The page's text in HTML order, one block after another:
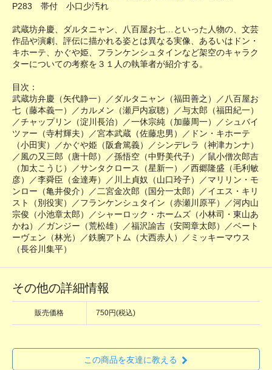
P283 帯付 小口少汚れ
武蔵坊弁慶、ダルタニャン、八百屋お七…といった人物の、文芸
作品や演劇、評伝に描かれる姿とは異なる実像、あるいはドン・
キホーテ、かぐや姫、フランケンシュタインなど架空のキャラク
ターについての考察を３１人の執筆者が紹介する。
目次：
武蔵坊弁慶（矢代静一）／ダルタニャン（福田善之）／八百屋お
七（藤本義一）／カルメン（瀬戸内寂聴）／与太郎（福田紀一）
／チャップリン（淀川長治）／一休宗純（加藤周一）／シュバイ
ツァー（寺村輝夫）／宮本武蔵（佐藤忠男）／ドン・キホーテ
（小田実）／かぐや姫（阪倉篤義）／シンデレラ（神津カンナ）
／風の又三郎（唐十郎）／孫悟空（中野美代子）／鼠小僧次郎吉
（加太こうじ）／サンタクロース（星新一）／西郷隆盛（毛利敏
彦）／李舜臣（金達寿）／川上貞奴（山口玲子）／マリリン・モ
ンロー（亀井俊介）／二宮金次郎（国分一太郎）／イエス・キリ
スト（別役実）／フランケンシュタイン（赤瀬川原平）／河内山
宗俊（小池章太郎）／シャーロック・ホームズ（小林司・東山あ
かね）／ガンジー（荒松雄）／福沢諭吉（安岡章太郎）／ベート
ーヴェン（林光）／鉄腕アトム（大西赤人）／ミッキーマウス
（長谷川集平）
その他の詳細情報
販売価格 750円(税込)
この商品を友達に教える